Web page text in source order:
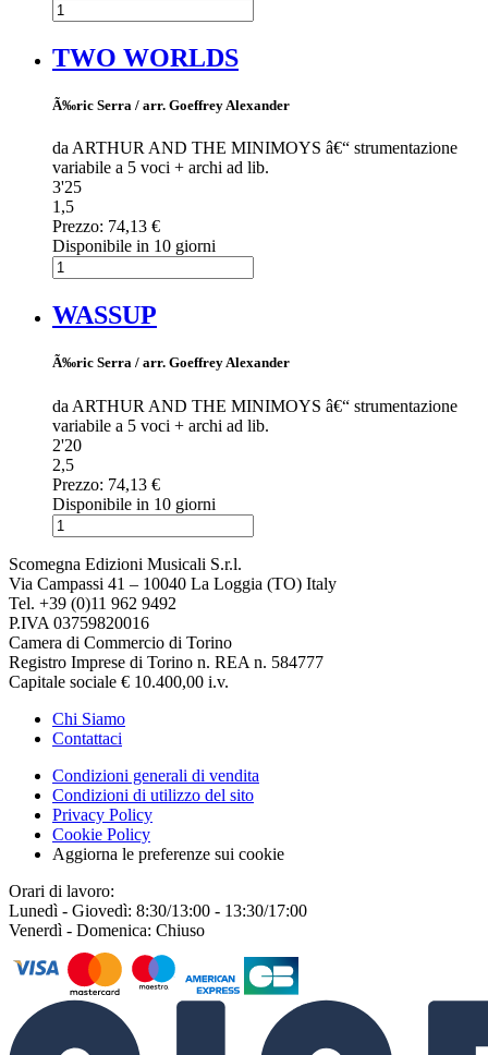
TWO WORLDS
Ã‰ric Serra / arr. Goeffrey Alexander
da ARTHUR AND THE MINIMOYS â€“ strumentazione
variabile a 5 voci + archi ad lib.
3'25
1,5
Prezzo: 74,13 €
Disponibile in 10 giorni
WASSUP
Ã‰ric Serra / arr. Goeffrey Alexander
da ARTHUR AND THE MINIMOYS â€“ strumentazione
variabile a 5 voci + archi ad lib.
2'20
2,5
Prezzo: 74,13 €
Disponibile in 10 giorni
Scomegna Edizioni Musicali S.r.l.
Via Campassi 41 – 10040 La Loggia (TO) Italy
Tel. +39 (0)11 962 9492
P.IVA 03759820016
Camera di Commercio di Torino
Registro Imprese di Torino n. REA n. 584777
Capitale sociale € 10.400,00 i.v.
Chi Siamo
Contattaci
Condizioni generali di vendita
Condizioni di utilizzo del sito
Privacy Policy
Cookie Policy
Aggiorna le preferenze sui cookie
Orari di lavoro:
Lunedì - Giovedì: 8:30/13:00 - 13:30/17:00
Venerdì - Domenica: Chiuso